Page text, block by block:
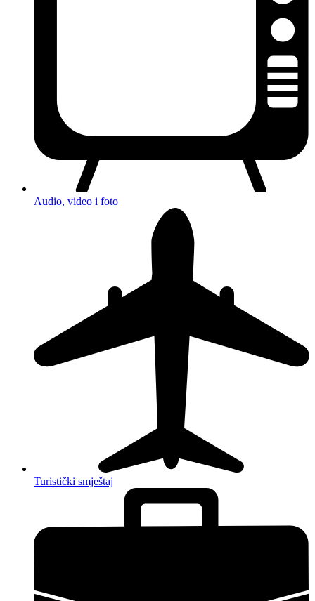
Audio, video i foto
Turistički smještaj